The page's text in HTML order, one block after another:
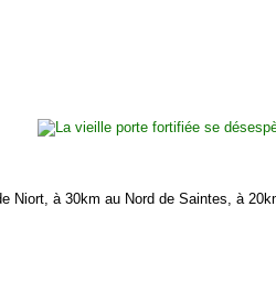
Niort, à 30km au Nord de Saintes, à